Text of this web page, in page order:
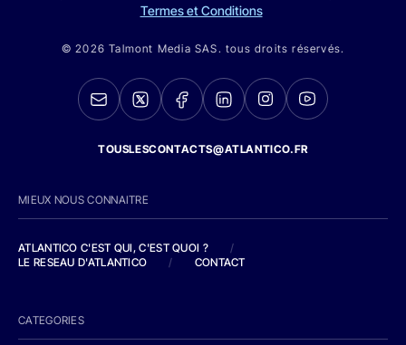
Termes et Conditions
© 2026 Talmont Media SAS. tous droits réservés.
TOUSLESCONTACTS@ATLANTICO.FR
MIEUX NOUS CONNAITRE
ATLANTICO C'EST QUI, C'EST QUOI ?
/
LE RESEAU D'ATLANTICO
/ CONTACT
CATEGORIES